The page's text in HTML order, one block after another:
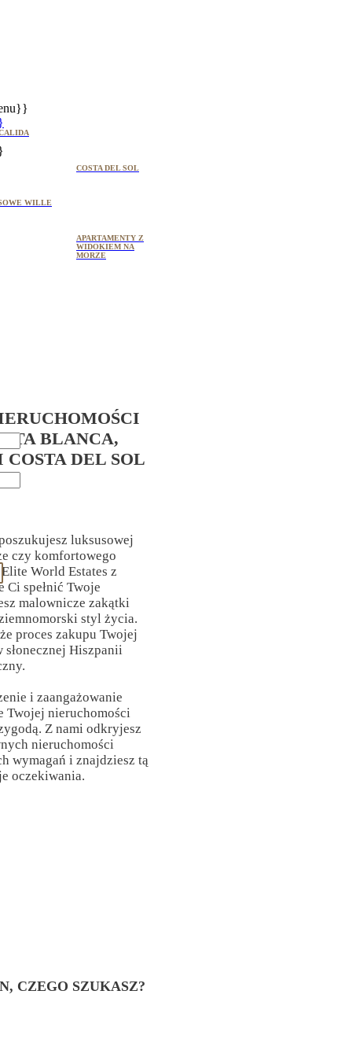
COSTA DEL SOL
WILLE
APARTAMENTY Z
WIDOKIEM NA
MORZE
BLANCA,
DEL SOL
luksusowej
czy komfortowego
World Estates z
Ci spełnić Twoje
malownicze zakątki
styl życia.
proces zakupu Twojej
Hiszpanii
i zaangażowanie
Twojej nieruchomości
Z nami odkryjesz
nieruchomości
wymagań i znajdziesz tą
oczekiwania.
CZEGO SZUKASZ?